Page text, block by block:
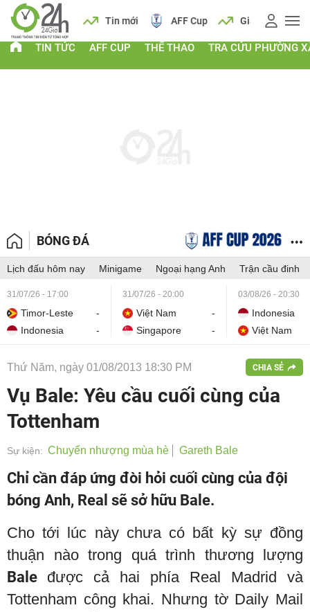
Lịch Tin mới AFF Cup Giá vàng
TIN TỨC AFF CUP THỂ THAO TRA CỨU PHƯỜNG
BÓNG ĐÁ
Lịch đấu hôm nay Minigame Ngoại hạng Anh Trận cầu đinh
31/07/26 - 17:00
Timor-Leste
-
Indonesia
-
31/07/26 - 20:00
Việt Nam
-
Singapore
-
03/08/26 - 20:30
Indonesia
Việt Nam
Thứ Năm, ngày 01/08/2013 18:30 PM CHIA SẺ
Vụ Bale: Yêu cầu cuối cùng của
Tottenham
Sự kiện: Chuyển nhượng mùa hè Gareth Bale
Chỉ cần đáp ứng đòi hỏi cuối cùng của đội
bóng Anh, Real sẽ sở hữu Bale.
Cho tới lúc này chưa có bất kỳ sự đồng
thuận nào trong quá trình thương lượng
Bale được cả hai phía Real Madrid và
Tottenham công khai. Nhưng tờ Daily Mail